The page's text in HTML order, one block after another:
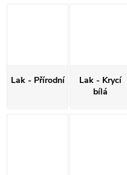
Lak - Přírodní
Lak - Krycí
bílá